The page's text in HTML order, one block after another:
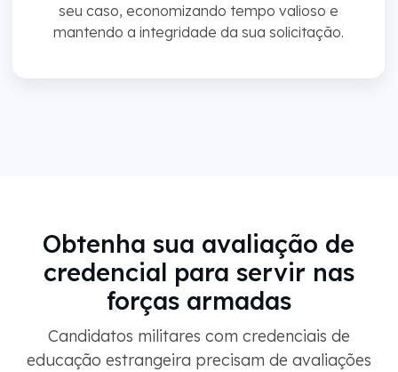
seu caso, economizando tempo valioso e
mantendo a integridade da sua solicitação.
Obtenha sua avaliação de
credencial para servir nas
forças armadas
Candidatos militares com credenciais de
educação estrangeira precisam de avaliações